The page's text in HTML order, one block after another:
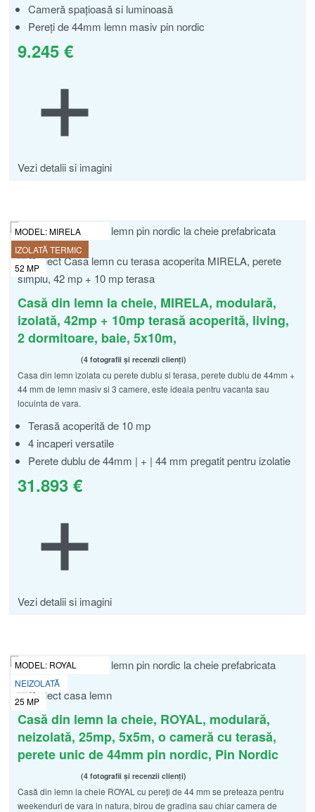
Cameră spațioasă si luminoasă
Pereți de 44mm lemn masiv pin nordic
9.245 €
Vezi detalii si imagini
MODEL:MIRELA
IZOLATĂ TERMIC
52 MP
Casă din lemn la cheie, MIRELA, modulară,
izolată, 42mp + 10mp terasă acoperită, living,
2 dormitoare, baie, 5x10m,
Evaluat la4.75din 5
4 fotografii și recenzii clienți
Casa din lemn izolata cu perete dublu si terasa, perete dublu de 44mm +
44 mm de lemn masiv si 3 camere, este ideala pentru vacanta sau
locuinta de vara.
Terasă acoperită de 10 mp
4 incaperi versatile
Perete dublu de 44mm | + | 44 mm pregatit pentru izolatie
31.893 €
Vezi detalii si imagini
MODEL: ROYAL
NEIZOLATĂ
25 MP
Casă din lemn la cheie, ROYAL, modulară,
neizolată, 25mp, 5x5m, o cameră cu terasă,
perete unic de 44mm pin nordic, Pin Nordic
Evaluat la4.75din 5
4 fotografii și recenzii clienți
Casă din lemn la cheie ROYAL cu pereți de 44 mm se preteaza pentru
weekenduri de vara in natura, birou de gradina sau chiar camera de